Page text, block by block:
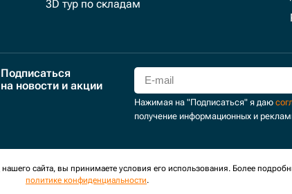
3D тур по складам
Подписаться
на новости и акции
Нажимая на "Подписаться" я даю
получение информационных и
обезличенных персональных данных. Оставаясь на
сайта, вы принимаете условия его использования. Более
политике конфиденциальности.